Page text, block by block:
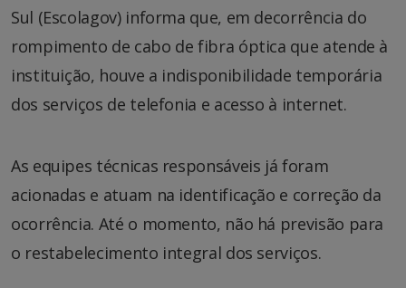
Sul (Escolagov) informa que, em decorrência do
rompimento de cabo de fibra óptica que atende à
instituição, houve a indisponibilidade temporária
dos serviços de telefonia e acesso à internet.
As equipes técnicas responsáveis já foram
acionadas e atuam na identificação e correção da
ocorrência. Até o momento, não há previsão para
o restabelecimento integral dos serviços.